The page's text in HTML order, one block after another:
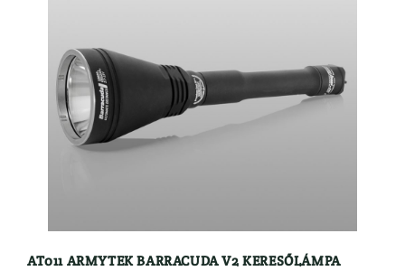
AT011 ARMYTEK BARRACUDA V2 KERESŐLÁMPA